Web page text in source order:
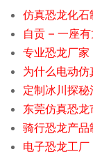
仿真恐龙化石
自贡 – 一座
专业恐龙厂家
为什么电动
定制冰川探
东莞仿真恐
骑行恐龙产品
电子恐龙工厂